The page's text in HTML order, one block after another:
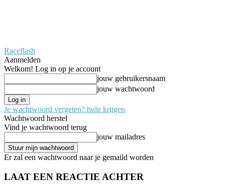
Raceflash
Aanmelden
Welkom! Log in op je account
jouw gebruikersnaam
jouw wachtwoord
Je wachtwoord vergeten? hulp krijgen
Wachtwoord herstel
Vind je wachtwoord terug
jouw mailadres
Er zal een wachtwoord naar je gemaild worden
LAAT EEN REACTIE ACHTER